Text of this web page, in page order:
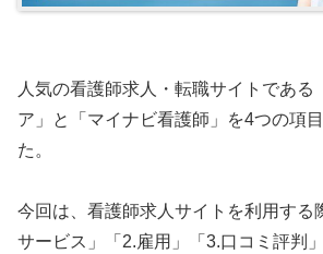
人気の看護師求人・転職サイトである
ア」と「マイナビ看護師」を4つの項
た。
今回は、看護師求人サイトを利用する
サービス」「2.雇用」「3.口コミ評判